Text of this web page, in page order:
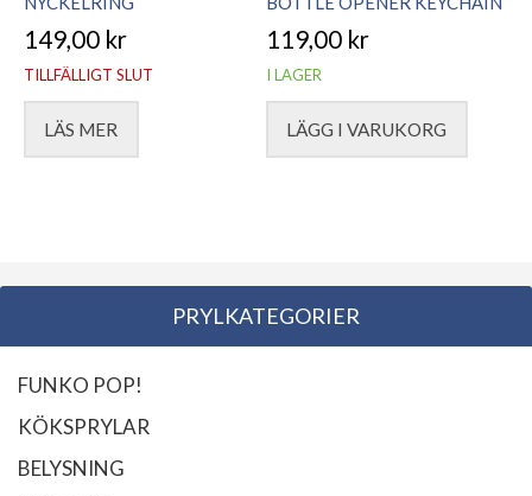
149,00 kr
TILLFÄLLIGT SLUT
LÄS MER
119,00 kr
I LAGER
LÄGG I VARUKORG
PRYLKATEGORIER
FUNKO POP!
KÖKSPRYLAR
BELYSNING